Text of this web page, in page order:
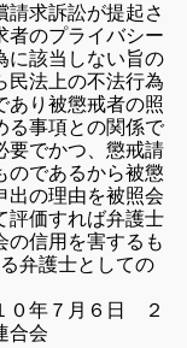
求訴訟が提起さ
者のプライバシー
に該当しない旨の
民法上の不法行為
あり被懲戒者の照
る事項との関係で
要でかつ、懲戒請
のであるから被懲
出の理由を被照会
評価すれば弁護士
の信用を害するも
弁護士としての
０年７月６日
２
会